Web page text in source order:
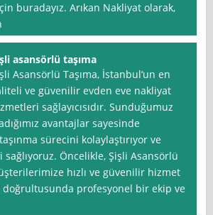
buradayız. Arıkan Nakliyat olarak,
asansörlü taşıma
Asansörlü Taşıma, İstanbul‘un en
ve güvenilir evden eve nakliyat
sağlayıcısıdır. Sunduğumuz
avantajlar sayesinde
sürecini kolaylaştırıyor ve
Öncelikle, Şişli Asansörlü
hızlı ve güvenilir hizmet
profesyonel bir ekip ve